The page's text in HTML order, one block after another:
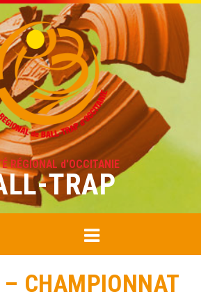
RÉGIONAL d'OCCITANIE
TRAP
CHAMPIONNAT